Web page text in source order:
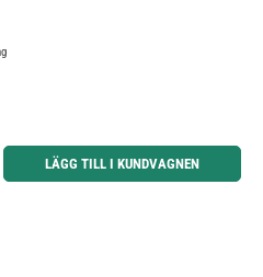
knapparna för att öka eller minska kvantiteten.
LÄGG TILL I KUNDVAGNEN